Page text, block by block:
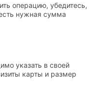
операцию, убедитесь,
нужная сумма
указать в своей
карты и размер